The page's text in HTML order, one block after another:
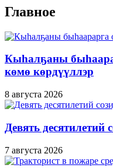
Главное
Кыһалҕаны
көмө көрдүүллэр
8 августа 2026
Девять десятилетий
7 августа 2026